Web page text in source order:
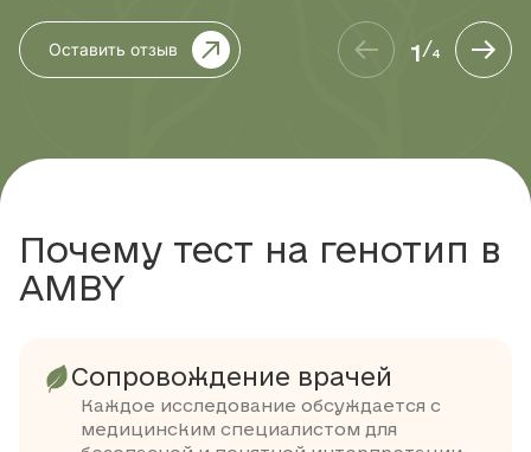
Оставить отзыв 1/4
Почему тест на генотип в
AMBY
Сопровождение врачей
Каждое исследование обсуждается с
медицинским специалистом для